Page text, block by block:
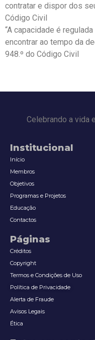
contratar e dispor dos
Código Civil
“A capacidade é
encontrar ao tempo da
948.º do Código Civil
Celebrando a vida
Institucional
Início
Membros
Objetivos
Programas e Projetos
Educação
Contactos
Páginas
Créditos
Copyright
Termos e Condições de Uso
Política de Privacidade
Alerta de Fraude
Avisos Legais
Ética